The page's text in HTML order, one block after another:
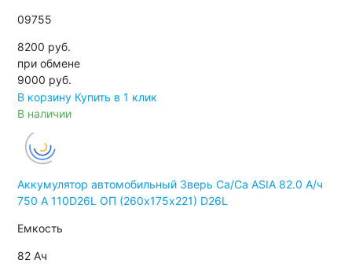
09755
8200 руб.
при обмене
9000 руб.
В корзину Купить в 1 клик
В наличии
Аккумулятор автомобильный Зверь Ca/Ca ASIA 82.0 А/ч
750 A 110D26L ОП (260х175х221) D26L
Емкость
82 Ач